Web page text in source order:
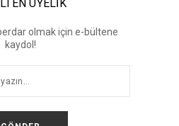
ÜYELİK
olmak için e-bültene
kaydol!